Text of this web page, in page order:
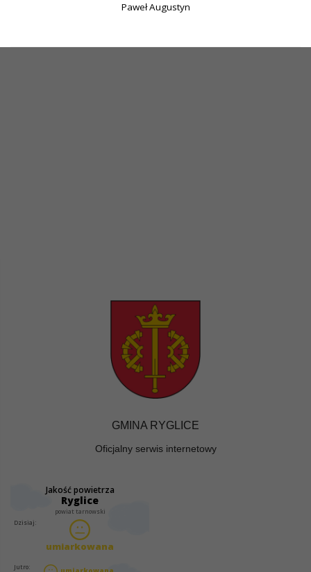
Paweł Augustyn
GMINA RYGLICE
Oficjalny serwis internetowy